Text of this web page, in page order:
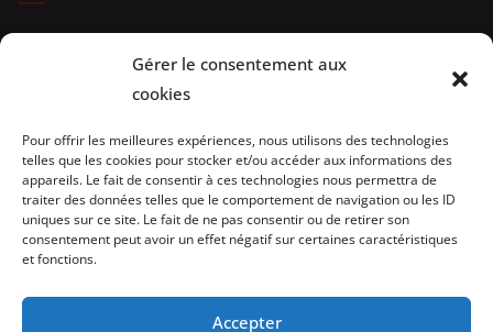
Gérer le consentement aux
cookies
Pour offrir les meilleures expériences, nous utilisons des technologies
telles que les cookies pour stocker et/ou accéder aux informations des
appareils. Le fait de consentir à ces technologies nous permettra de
traiter des données telles que le comportement de navigation ou les ID
uniques sur ce site. Le fait de ne pas consentir ou de retirer son
consentement peut avoir un effet négatif sur certaines caractéristiques
et fonctions.
Accepter
Evénements
Brèves de lecture
Opinion